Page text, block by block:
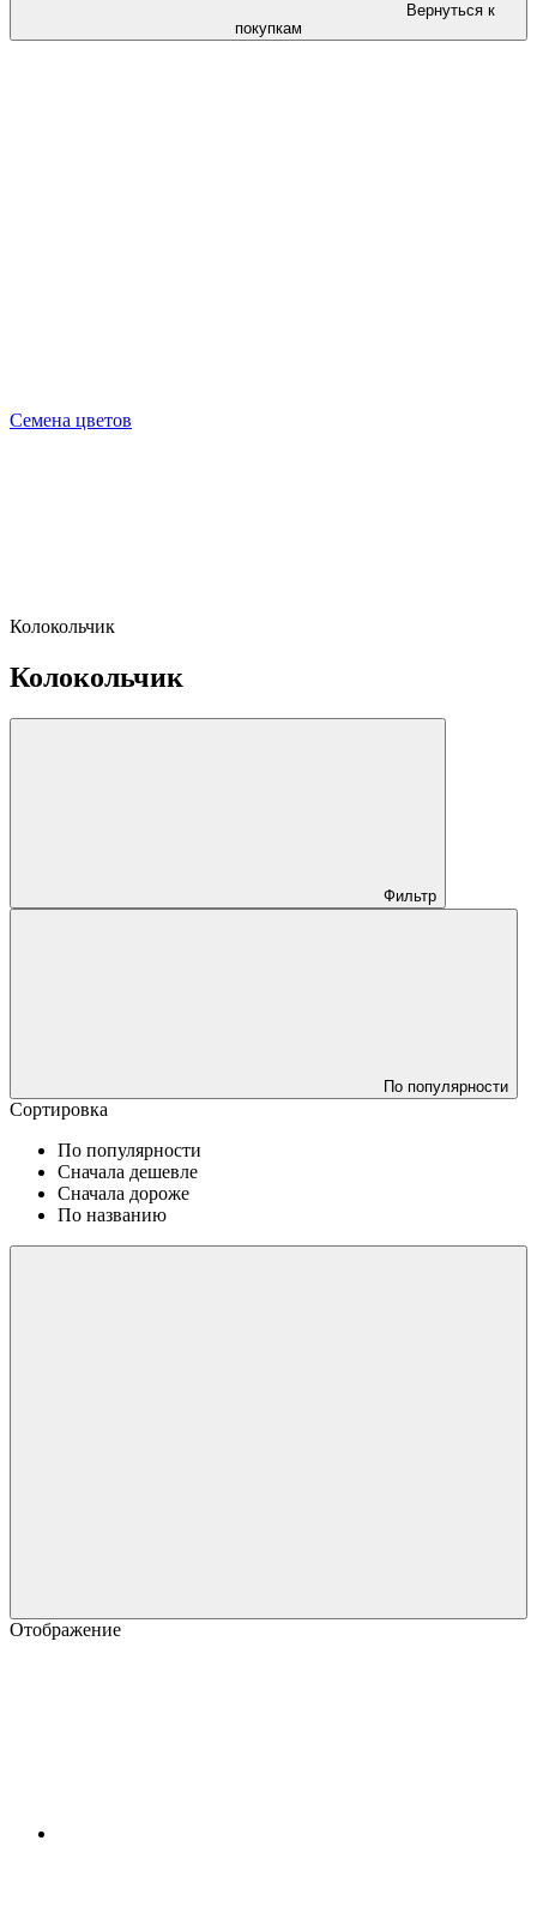
Вернуться к
покупкам
Семена цветов
Колокольчик
Колокольчик
Фильтр
По популярности
Сортировка
По популярности
Сначала дешевле
Сначала дороже
По названию
Отображение